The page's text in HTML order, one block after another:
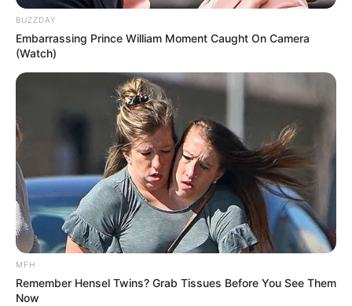
όπως την αντιλαμβάνεται η ίδια μέσα από τα εν λόγω
στοιχεία.
Η ανάρτηση της
TODAY, ON MY FINAL DAY AS
DIRECTOR OF NATIONAL
INTELLIGENCE, I’M RELEASING
NEVER-BEFORE-SEEN
COMMUNICATIONS AND
DOCUMENTS EXPOSING
HOW DR. FAUCI PROVIDED
BUZZDAY
Embarrassing Prince William Moment Caught On Camera
(Watch)
MFH
Remember Hensel Twins? Grab Tissues Before You See Them
Now